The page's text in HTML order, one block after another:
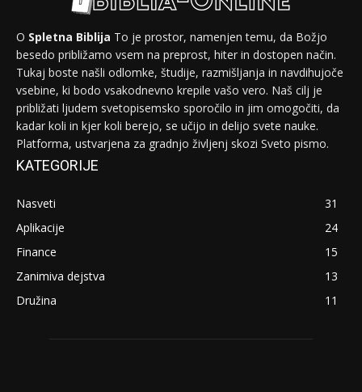
O Spletna Biblija To je prostor, namenjen temu, da Božjo
besedo približamo vsem na preprost, hiter in dostopen način.
Tukaj boste našli odlomke, študije, razmišljanja in navdihujoče
vsebine, ki bodo vsakodnevno krepile vašo vero. Naš cilj je
približati ljudem svetopisemsko sporočilo in jim omogočiti, da
kadar koli in kjer koli berejo, se učijo in delijo svete nauke.
Platforma, ustvarjena za gradnjo življenj skozi Sveto pismo.
KATEGORIJE
Nasveti
31
Aplikacije
24
Finance
15
Zanimiva dejstva
13
Družina
11